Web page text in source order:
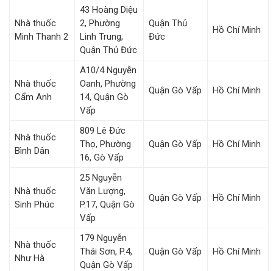
Nhà thuốc
Minh Thanh 2
43 Hoàng Diệu
2, Phường
Linh Trung,
Quận Thủ Đức
Quận Thủ
Đức
Hồ Chí Minh
Nhà thuốc
Cẩm Anh
A10/4 Nguyễn
Oanh, Phường
14, Quận Gò
Vấp
Quận Gò Vấp Hồ Chí Minh
Nhà thuốc
Bình Dân
809 Lê Đức
Thọ, Phường
16, Gò Vấp
Quận Gò Vấp Hồ Chí Minh
Nhà thuốc
Sinh Phúc
25 Nguyễn
Văn Lượng,
P.17, Quận Gò
Vấp
Quận Gò Vấp Hồ Chí Minh
Nhà thuốc
Như Hà
179 Nguyễn
Thái Sơn, P.4,
Quận Gò Vấp
Quận Gò Vấp Hồ Chí Minh